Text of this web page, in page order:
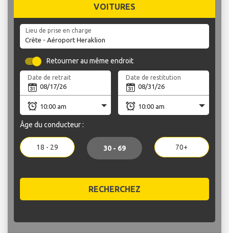
VOITURES
Lieu de prise en charge
Retourner au même endroit
Date de retrait Date de restitution
Âge du conducteur :
18 - 29 30 - 69 70+
RECHERCHEZ